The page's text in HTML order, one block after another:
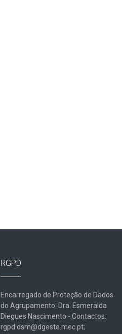
RGPD
Encarregado de Proteção de Dados
do Agrupamento: Dra. Esmeralda
Diegues Nascimento - Contactos:
rgpd.dsrn@dgeste.mec.pt;